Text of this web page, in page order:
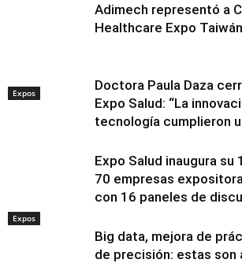
Expos
Adimech representó a
Healthcare Expo
Expos
Doctora Paula Daza
Expo Salud: “La
tecnología cumplieron
Expo Salud inaugura su
70 empresas
con 16 paneles de
Big data, mejora de
de precisión: estas son